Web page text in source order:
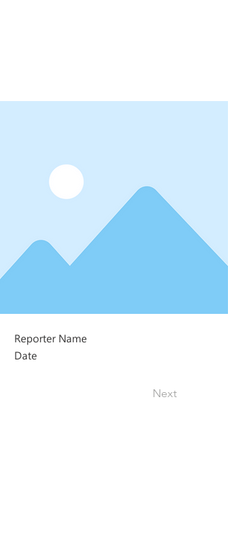
Reporter Name
Date
Next